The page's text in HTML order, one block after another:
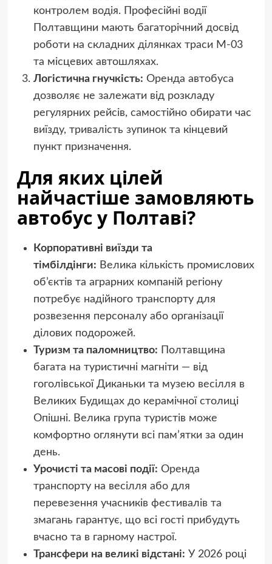
контролем водія. Професійні водії
Полтавщини мають багаторічний досвід
роботи на складних ділянках траси М-03
та місцевих автошляхах.
Логістична гнучкість: Оренда автобуса
дозволяє не залежати від розкладу
регулярних рейсів, самостійно обирати час
виїзду, тривалість зупинок та кінцевий
пункт призначення.
Для яких цілей
найчастіше замовляють
автобус у Полтаві?
Корпоративні виїзди та
тімбілдінги: Велика кількість промислових
об’єктів та аграрних компаній регіону
потребує надійного транспорту для
розвезення персоналу або організації
ділових подорожей.
Туризм та паломництво: Полтавщина
багата на туристичні магніти — від
гоголівської Диканьки та музею весілля в
Великих Будищах до керамічної столиці
Опішні. Велика група туристів може
комфортно оглянути всі пам’ятки за один
день.
Урочисті та масові події: Оренда
транспорту на весілля або для
перевезення учасників фестивалів та
змагань гарантує, що всі гості прибудуть
вчасно та в гарному настрої.
Трансфери на великі відстані: У 2026 році